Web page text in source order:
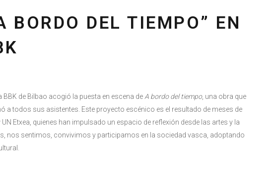
BORDO DEL TIEMPO” EN
BBK de Bilbao acogió la puesta en escena deA bordo del tiempo, una obra que
a todos sus asistentes. Este proyecto escénico es el resultado de meses de
Etxea, quienes han impulsado un espacio de reflexión desde las artes y la
nos sentimos, convivimos y participamos en la sociedad vasca, adoptando